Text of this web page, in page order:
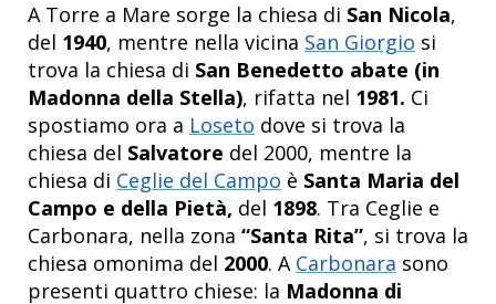
A Torre a Mare sorge la chiesa di San Nicola,
del 1940, mentre nella vicina San Giorgio si
trova la chiesa di San Benedetto abate (in
Madonna della Stella), rifatta nel 1981. Ci
spostiamo ora a Loseto dove si trova la
chiesa del Salvatore del 2000, mentre la
chiesa di Ceglie del Campo è Santa Maria del
Campo e della Pietà, del 1898. Tra Ceglie e
Carbonara, nella zona “Santa Rita”, si trova la
chiesa omonima del 2000. A Carbonara sono
presenti quattro chiese: la Madonna di